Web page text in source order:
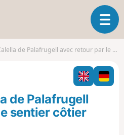
O
u
v
i
r
l
de Palafrugell avec retour par le sentier côtier
de Palafrugell
sentier côtier